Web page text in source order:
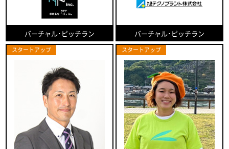
バーチャル･ピッチラン バーチャル･ピッチラン
スタートアップ スタートアップ